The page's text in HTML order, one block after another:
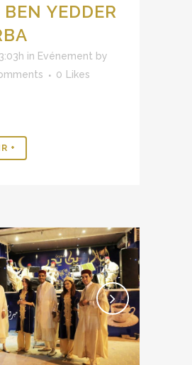
BEN YEDDER
in Evénement by
0 Likes
+